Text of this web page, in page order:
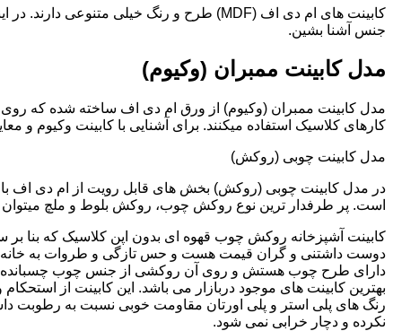
جنس آشنا بشین.
مدل کابینت ممبران (وکیوم)
کارهای کلاسیک استفاده میکنند. برای آشنایی با کابینت وکیوم و
مدل کابینت چوبی (روکش)
در مدل کابینت چوبی (روکش) بخش های قابل رویت از ام دی اف
است. پر طرفدار ترین نوع روکش چوب، روکش بلوط و ملچ میتوان
کابینت آشپزخانه روکش چوب قهوه ای بدون اپن کلاسیک که بنا
دوست داشتنی و گران قیمت هست و حس تازگی و طروات به
دارای طرح چوب هستش و روی آن روکشی از جنس چوب چسبانده
بهترین کابینت های موجود دربازار می باشد. این کابینت از
رنگ های پلی استر و پلی اورتان مقاومت خوبی نسبت به رطوبت
نکرده و دچار خرابی نمی شود.